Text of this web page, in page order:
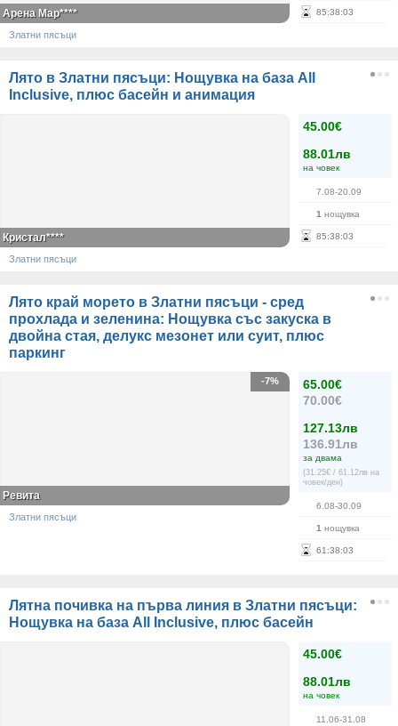
85:38:03
Арена Мар****
Златни пясъци
Лято в Златни пясъци: Нощувка на база All
Inclusive, плюс басейн и анимация
45.00€
88.01лв
на човек
7.08-20.09
1 нощувка
85:38:03
Кристал****
Златни пясъци
Лято край морето в Златни пясъци - сред
прохлада и зеленина: Нощувка със закуска в
двойна стая, делукс мезонет или суит, плюс
паркинг
65.00€
70.00€
127.13лв
136.91лв
за двама
(31.25€ / 61.12лв на
човек/ден)
6.08-30.09
1 нощувка
61 :38:03
-7%
Ревита
Златни пясъци
Лятна почивка на първа линия в Златни пясъци:
Нощувка на база All Inclusive, плюс басейн
45.00€
88.01лв
на човек
11.06-31.08